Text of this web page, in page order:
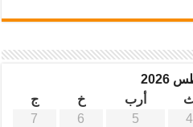
أرب خ
ج
4
5
6
7